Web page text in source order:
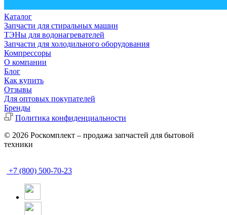
Каталог
Запчасти для стиральных машин
ТЭНы для водонагревателей
Запчасти для холодильного оборудования
Компрессоры
О компании
Блог
Как купить
Отзывы
Для оптовых покупателей
Бренды
Политика конфиденциальности
© 2026 Роскомплект – продажа запчастей для бытовой
техники
+7 (800) 500-70-23